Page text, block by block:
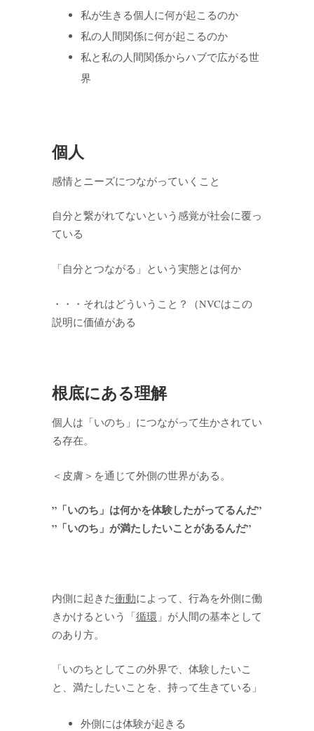
私が生きる個人に何が起こるのか
私の人間関係に何が起こるのか
私と私の人間関係からハブで広がる世
界
個人
感情とニーズにつながっていくこと
自分と繋がれてないという感覚が社会に覆っ
ている
「自分とつながる」という実態とは何か
・・・それはどういうこと？（NVCはこの
説明に価値がある
根底にある理解
個人は「いのち」につながって生かされてい
る存在。
＜皮膚＞を通じて外側の世界がある。
”「いのち」は何かを体験したがってるんだ”
”「いのち」が満たしたいことがあるんだ”
内側に起きた衝動によって、行為を外側に働
きかけるという「循環 」が人間の基本として
のあり方。
「いのちとしてこの外界で、体験したいこ
と、満たしたいことを、持って生きている」
外側には体験が起きる